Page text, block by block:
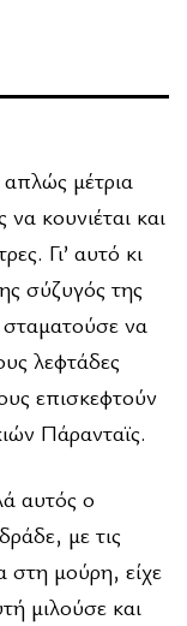
μέτρια
κουνιέται και
Γι’ αυτό κι
σύζυγός της
σταματούσε να
λεφτάδες
επισκεφτούν
Πάρανταϊς.
αυτός ο
με τις
στη μούρη, είχε
μιλούσε και